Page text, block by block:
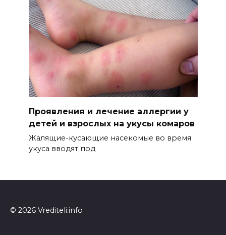
Проявления и лечение аллергии у
детей и взрослых на укусы комаров
Жалящие-кусающие насекомые во время
укуса вводят под
© 2026 Vrediteli.info